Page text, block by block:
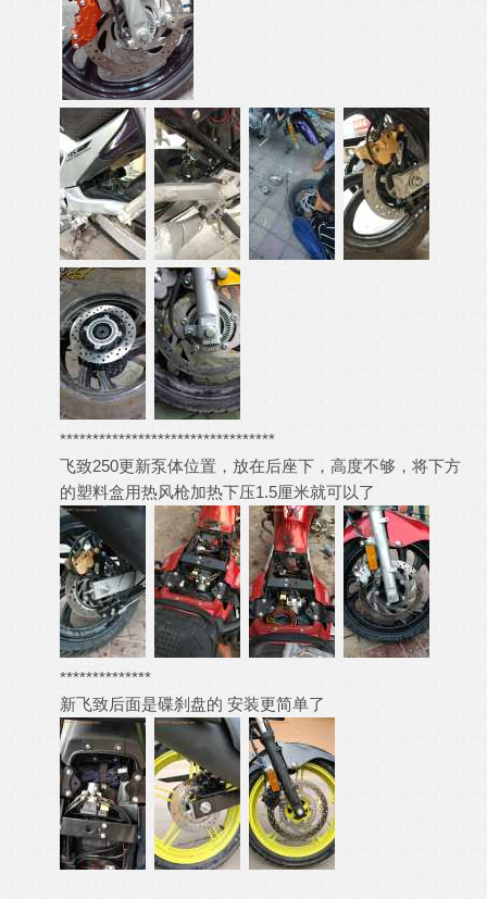
*********************************
飞致250更新泵体位置，放在后座下，高度不够，将下方
的塑料盒用热风枪加热下压1.5厘米就可以了
**************
新飞致后面是碟刹盘的 安装更简单了